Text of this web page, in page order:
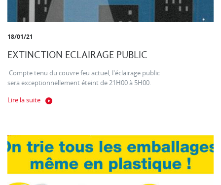
18/01/21
EXTINCTION ECLAIRAGE PUBLIC
Compte tenu du couvre feu actuel, l'éclairage public
sera exceptionnellement éteint de 21H00 à 5H00.
Lire la suite